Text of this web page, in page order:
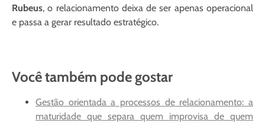
Rubeus, o relacionamento deixa de ser apenas operacional
e passa a gerar resultado estratégico.
Você também pode gostar
Gestão orientada a processos de relacionamento: a
maturidade que separa quem improvisa de quem